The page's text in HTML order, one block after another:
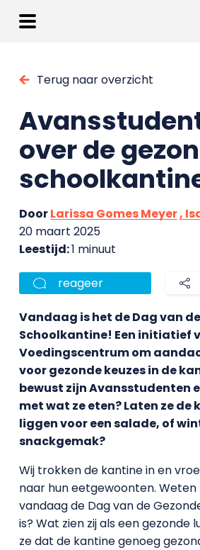
Terug naar overzicht
over de
DoorLarissa Gomes Meyer,
20 maart 2025
Leestijd:1 minuut
reageer
Vandaag is het de Dag van
Schoolkantine! Een initiatief
Voedingscentrum om
voor gezonde keuzes in de
bewust zijn Avansstudenten
met wat ze eten? Laten ze de
liggen voor een salade, of
snackgemak?
Wij trokken de kantine in en
naar hun eetgewoonten.
vandaag de Dag van de
is? Wat zien zij als een gezonde
ze dat de kantine genoeg